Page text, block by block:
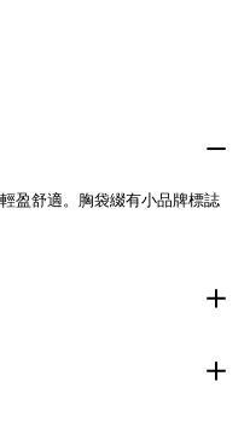
盈舒適。胸袋綴有小品牌標誌